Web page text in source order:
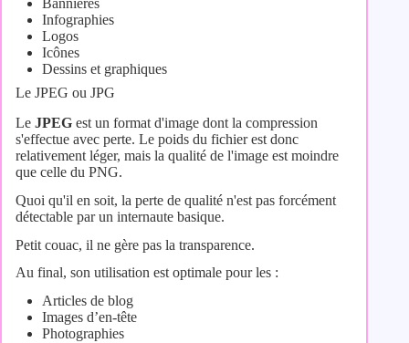
Bannières
Infographies
Logos
Icônes
Dessins et graphiques
Le JPEG ou JPG
Le JPEG est un format d'image dont la compression
s'effectue avec perte. Le poids du fichier est donc
relativement léger, mais la qualité de l'image est moindre
que celle du PNG.
Quoi qu'il en soit, la perte de qualité n'est pas forcément
détectable par un internaute basique.
Petit couac, il ne gère pas la transparence.
Au final, son utilisation est optimale pour les :
Articles de blog
Images d’en-tête
Photographies